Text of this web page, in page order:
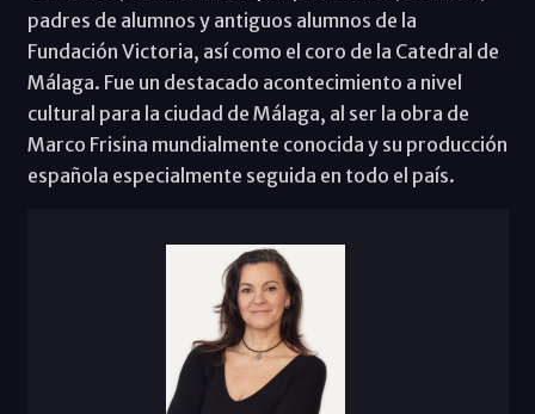
padres de alumnos y antiguos alumnos de la
Fundación Victoria, así como el coro de la Catedral de
Málaga. Fue un destacado acontecimiento a nivel
cultural para la ciudad de Málaga, al ser la obra de
Marco Frisina mundialmente conocida y su producción
española especialmente seguida en todo el país.